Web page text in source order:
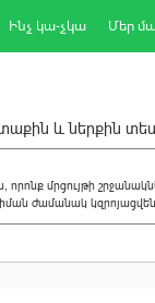
Ինչ կա-չկա Մեր
և ներքին
մրցույթի
ժամանակ